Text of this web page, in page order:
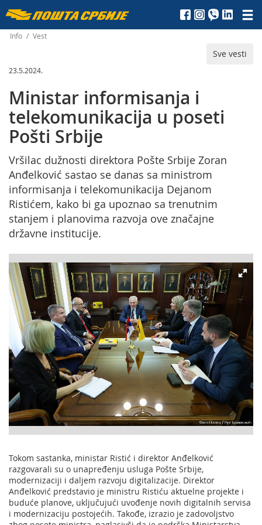
Пошта
Србије
д.о.о.
Info / Vest
Sve vesti
23.5.2024.
Ministar informisanja i
telekomunikacija u poseti
Pošti Srbije
Vršilac dužnosti direktora Pošte Srbije Zoran
Anđelković sastao se danas sa ministrom
informisanja i telekomunikacija Dejanom
Ristićem, kako bi ga upoznao sa trenutnim
stanjem i planovima razvoja ove značajne
državne institucije.
Tokom sastanka, ministar Ristić i direktor Anđelković
razgovarali su o unapređenju usluga Pošte Srbije,
modernizaciji i daljem razvoju digitalizacije. Direktor
Anđelković predstavio je ministru Ristiću aktuelne projekte i
buduće planove, uključujući uvođenje novih digitalnih servisa
i modernizaciju postojećih. Takođe, izrazio je zadovoljstvo